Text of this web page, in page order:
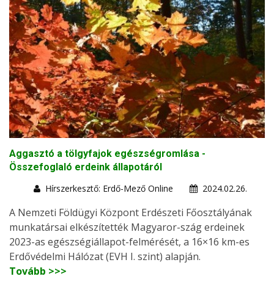
Aggasztó a tölgyfajok egészségromlása -
Összefoglaló erdeink állapotáról
Hírszerkesztő: Erdő-Mező Online
2024.02.26.
A Nemzeti Földügyi Központ Erdészeti Főosztályának
munkatársai elkészítették Magyaror-szág erdeinek
2023-as egészségiállapot-felmérését, a 16×16 km-es
Erdővédelmi Hálózat (EVH I. szint) alapján.
Tovább >>>